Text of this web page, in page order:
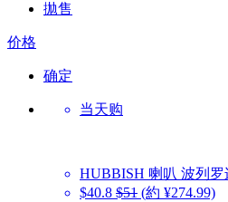
拋售
价格
确定
当天购
HUBBISH 喇叭 波列罗
$40.8 $51 (約 ¥274.99)